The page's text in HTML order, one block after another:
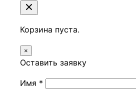
Корзина пуста.
×
Оставить заявку
Имя *